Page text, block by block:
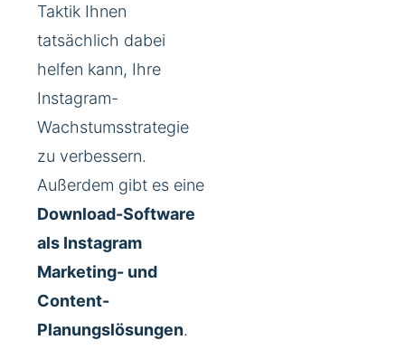
Taktik Ihnen
tatsächlich dabei
helfen kann, Ihre
Instagram-
Wachstumsstrategie
zu verbessern.
Außerdem gibt es eine
Download-Software
als Instagram
Marketing- und
Content-
Planungslösungen.